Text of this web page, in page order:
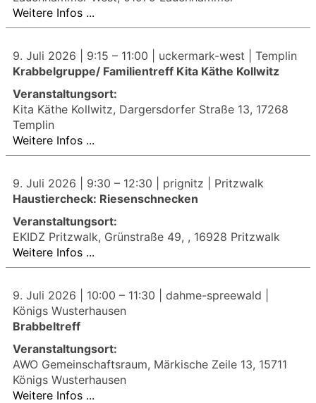
Weitere Infos ...
9. Juli 2026 | 9:15 – 11:00 | uckermark-west | Templin
Krabbelgruppe/ Familientreff Kita Käthe Kollwitz
Veranstaltungsort:
Kita Käthe Kollwitz, Dargersdorfer Straße 13, 17268
Templin
Weitere Infos ...
9. Juli 2026 | 9:30 – 12:30 | prignitz | Pritzwalk
Haustiercheck: Riesenschnecken
Veranstaltungsort:
EKIDZ Pritzwalk, Grünstraße 49, , 16928 Pritzwalk
Weitere Infos ...
9. Juli 2026 | 10:00 – 11:30 | dahme-spreewald |
Königs Wusterhausen
Brabbeltreff
Veranstaltungsort:
AWO Gemeinschaftsraum, Märkische Zeile 13, 15711
Königs Wusterhausen
Weitere Infos ...